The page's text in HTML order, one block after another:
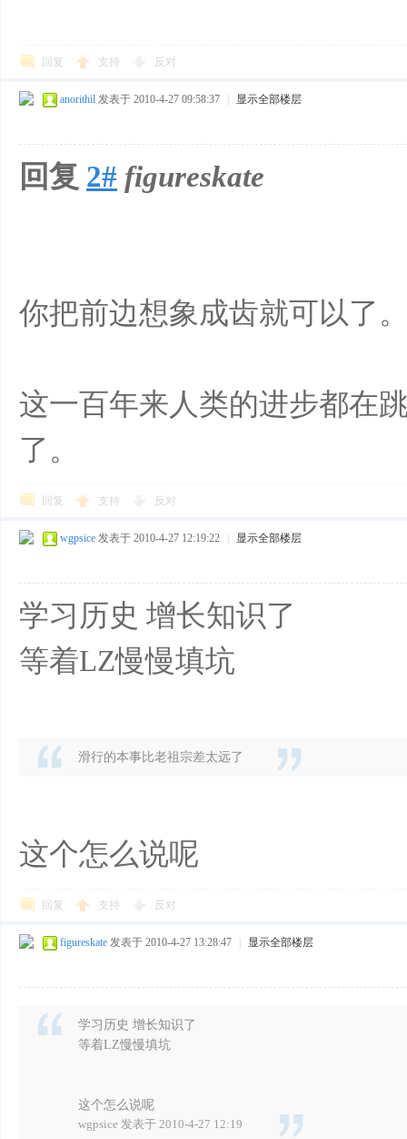
回复 支持 反对
anorithil 发表于 2010-4-27 09:58:37 显示全部楼层
回复 2# figureskate
你把前边想象成齿就可以了
这一百年来人类的进步都在
了。
回复 支持 反对
wgpsice 发表于 2010-4-27 12:19:22 显示全部楼层
学习历史 增长知识了
等着LZ慢慢填坑
滑行的本事比老祖宗差太远了
这个怎么说呢
回复 支持 反对
figureskate 发表于 2010-4-27 13:28:47 显示全部楼层
学习历史 增长知识了
等着LZ慢慢填坑
这个怎么说呢
wgpsice 发表于 2010-4-27 12:19